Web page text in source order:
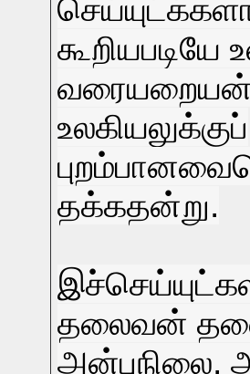
உலகியலுக்குப்
தக்கதன்று.
தலைவன்
அன்புநிலை,